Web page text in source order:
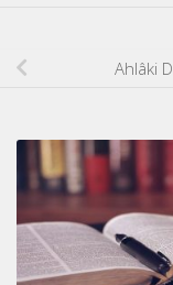
Ahlâki